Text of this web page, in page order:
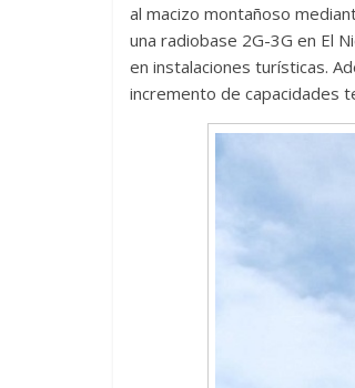
al macizo montañoso
una radiobase 2G-3G en El
en instalaciones turísticas.
incremento de capacidades